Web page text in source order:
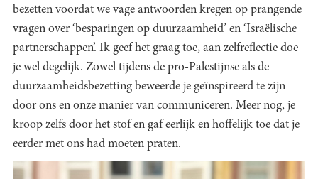
bezetten voordat we vage antwoorden kregen op prangende
vragen over ‘besparingen op duurzaamheid’ en ‘Israëlische
partnerschappen’. Ik geef het graag toe, aan zelfreflectie doe
je wel degelijk. Zowel tijdens de pro-Palestijnse als de
duurzaamheidsbezetting beweerde je geïnspireerd te zijn
door ons en onze manier van communiceren. Meer nog, je
kroop zelfs door het stof en gaf eerlijk en hoffelijk toe dat je
eerder met ons had moeten praten.